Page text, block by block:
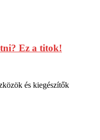
Ez a titok!
és kiegészítők